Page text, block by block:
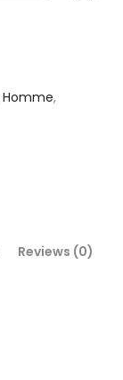
Homme,
Reviews (0)